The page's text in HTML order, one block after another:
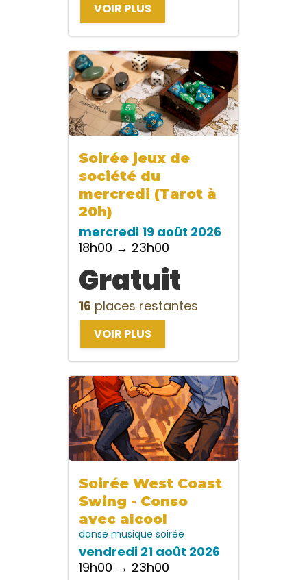
VOIR PLUS
Soirée jeux de
société du
mercredi (Tarot à
20h)
mercredi 19 août 2026
18h00 → 23h00
Gratuit
16 places restantes
VOIR PLUS
Soirée West Coast
Swing - Conso
avec alcool
danse musique soirée
vendredi 21 août 2026
19h00 → 23h00